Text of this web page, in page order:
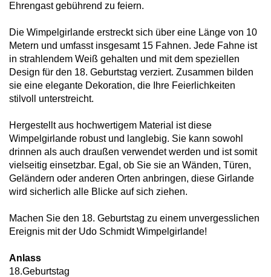
Ehrengast gebührend zu feiern.
Die Wimpelgirlande erstreckt sich über eine Länge von 10
Metern und umfasst insgesamt 15 Fahnen. Jede Fahne ist
in strahlendem Weiß gehalten und mit dem speziellen
Design für den 18. Geburtstag verziert. Zusammen bilden
sie eine elegante Dekoration, die Ihre Feierlichkeiten
stilvoll unterstreicht.
Hergestellt aus hochwertigem Material ist diese
Wimpelgirlande robust und langlebig. Sie kann sowohl
drinnen als auch draußen verwendet werden und ist somit
vielseitig einsetzbar. Egal, ob Sie sie an Wänden, Türen,
Geländern oder anderen Orten anbringen, diese Girlande
wird sicherlich alle Blicke auf sich ziehen.
Machen Sie den 18. Geburtstag zu einem unvergesslichen
Ereignis mit der Udo Schmidt Wimpelgirlande!
Anlass
18.Geburtstag